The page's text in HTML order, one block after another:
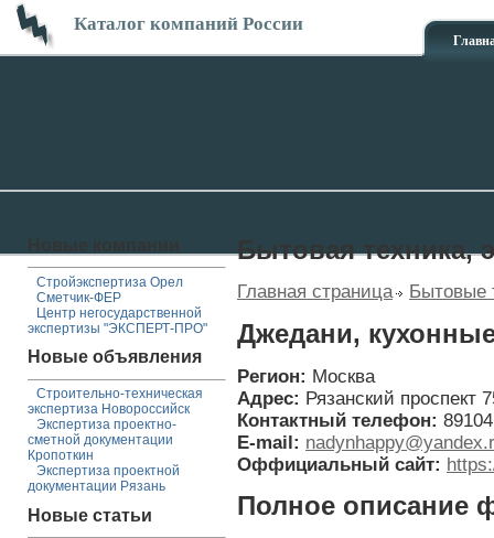
Каталог компаний России
Стройэкспертиза Орел
Сметчик-ФЕР
Центр негосударственной
экспертизы "ЭКСПЕРТ-ПРО"
Новые объявления
Строительно-техническая
экспертиза Новороссийск
Экспертиза проектно-
сметной документации
Кропоткин
Экспертиза проектной
документации Рязань
Новые статьи
Бытовая техника,
Главная страница Бытовые
Джедани,
Регион: Москва
Адрес: Рязанский проспект
Контактный телефон:
E-mail:
Оффициальный сайт:
Полное описание